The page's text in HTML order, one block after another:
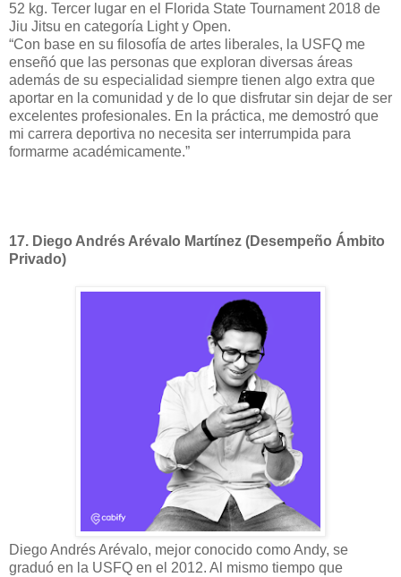
52 kg. Tercer lugar en el Florida State Tournament 2018 de
Jiu Jitsu en categoría Light y Open.
“Con base en su filosofía de artes liberales, la USFQ me
enseñó que las personas que exploran diversas áreas
además de su especialidad siempre tienen algo extra que
aportar en la comunidad y de lo que disfrutar sin dejar de ser
excelentes profesionales. En la práctica, me demostró que
mi carrera deportiva no necesita ser interrumpida para
formarme académicamente.”
17. Diego Andrés Arévalo Martínez (Desempeño Ámbito
Privado)
Diego Andrés Arévalo, mejor conocido como Andy, se
graduó en la USFQ en el 2012. Al mismo tiempo que